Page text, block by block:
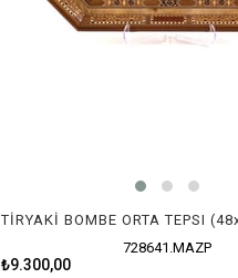
728641.MAZP
₺9.300,00